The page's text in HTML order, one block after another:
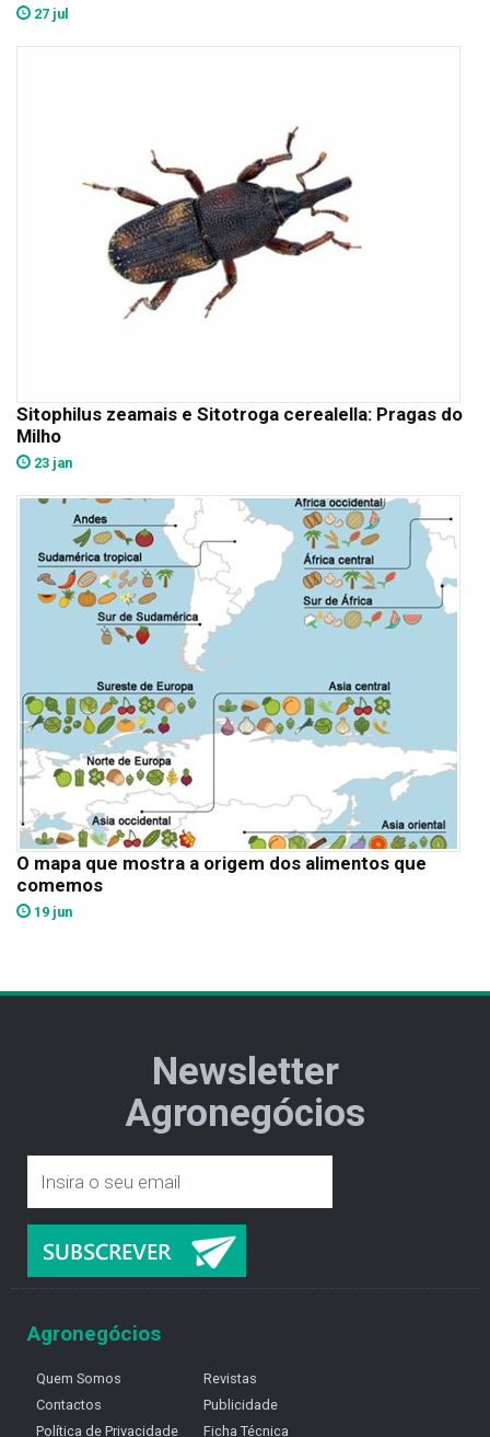
27 jul
Sitophilus zeamais e Sitotroga cerealella: Pragas do
Milho
23 jan
O mapa que mostra a origem dos alimentos que
comemos
19 jun
Newsletter
Agronegócios
Agronegócios
Quem Somos
Contactos
Política de Privacidade
Revistas
Publicidade
Ficha Técnica